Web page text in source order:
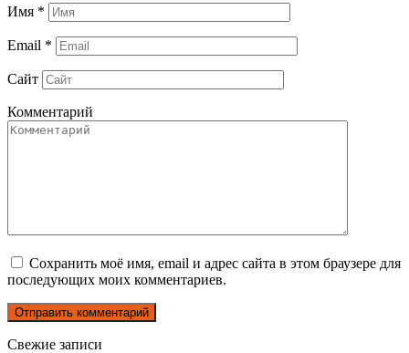
Имя *
Email *
Сайт
Комментарий
Сохранить моё имя, email и адрес сайта в этом браузере для
последующих моих комментариев.
Свежие записи